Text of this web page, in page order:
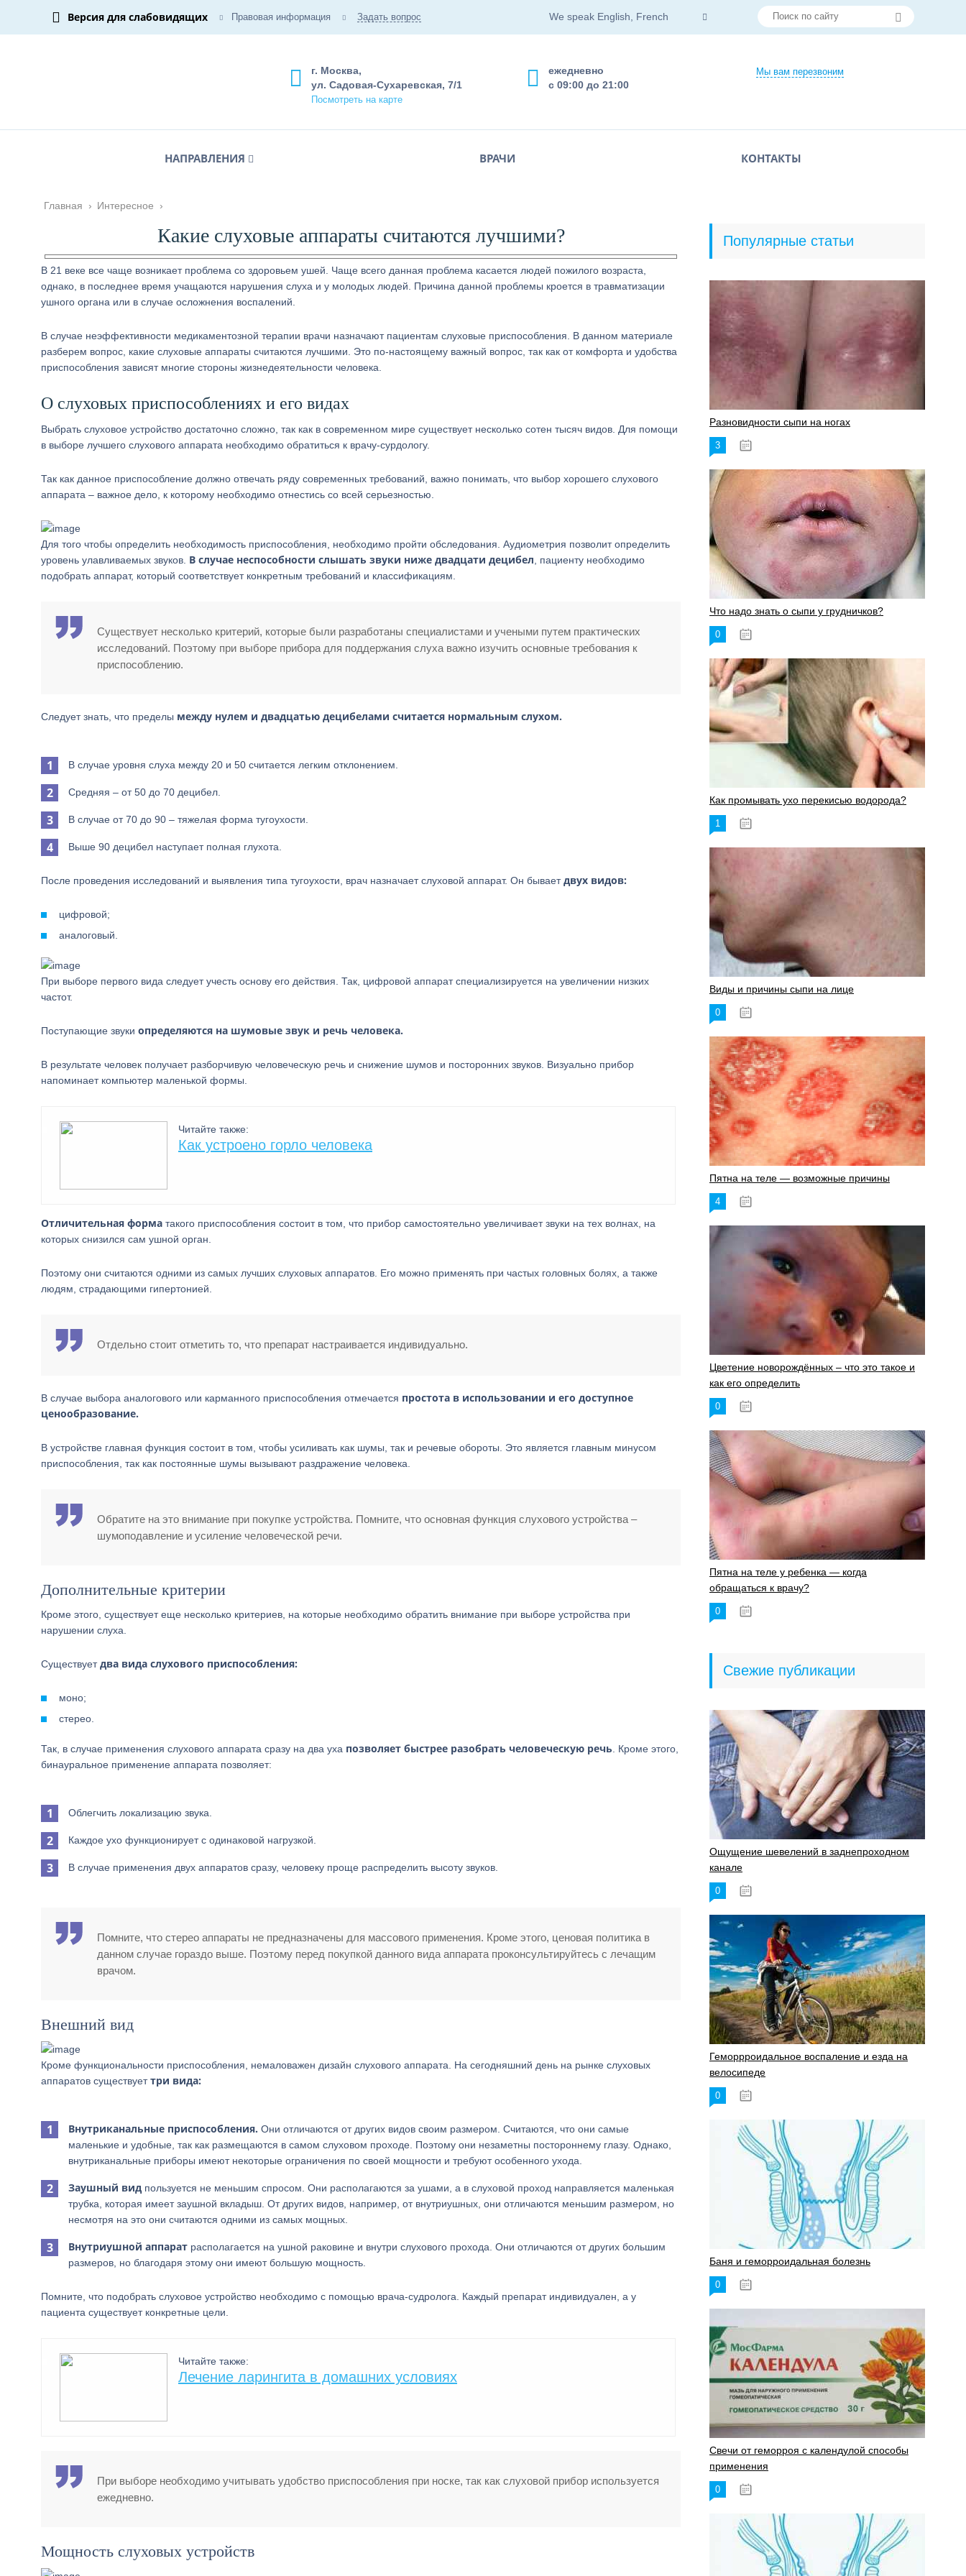
Версия для слабовидящих Правовая информация Задать вопрос We speak English, French
Мы вам перезвоним
ежедневно
с 09:00 до 21:00
г. Москва,
ул. Садовая-Сухаревская, 7/1
Посмотреть на карте
НАПРАВЛЕНИЯ ВРАЧИ КОНТАКТЫ
Главная › Интересное ›
Какие слуховые аппараты считаются лучшими?
В 21 веке все чаще возникает проблема со здоровьем ушей. Чаще всего данная проблема касается людей пожилого возраста,
однако, в последнее время учащаются нарушения слуха и у молодых людей. Причина данной проблемы кроется в травматизации
ушного органа или в случае осложнения воспалений.
В случае неэффективности медикаментозной терапии врачи назначают пациентам слуховые приспособления. В данном материале
разберем вопрос, какие слуховые аппараты считаются лучшими. Это по-настоящему важный вопрос, так как от комфорта и удобства
приспособления зависят многие стороны жизнедеятельности человека.
О слуховых приспособлениях и его видах
Выбрать слуховое устройство достаточно сложно, так как в современном мире существует несколько сотен тысяч видов. Для помощи
в выборе лучшего слухового аппарата необходимо обратиться к врачу-сурдологу.
Так как данное приспособление должно отвечать ряду современных требований, важно понимать, что выбор хорошего слухового
аппарата – важное дело, к которому необходимо отнестись со всей серьезностью.
Для того чтобы определить необходимость приспособления, необходимо пройти обследования. Аудиометрия позволит определить
уровень улавливаемых звуков. В случае неспособности слышать звуки ниже двадцати децибел , пациенту необходимо
подобрать аппарат, который соответствует конкретным требований и классификациям.
Существует несколько критерий, которые были разработаны специалистами и учеными путем практических
исследований. Поэтому при выборе прибора для поддержания слуха важно изучить основные требования к
приспособлению.
Следует знать, что пределы между нулем и двадцатью децибелами считается нормальным слухом.
В случае уровня слуха между 20 и 50 считается легким отклонением.
Средняя – от 50 до 70 децибел.
В случае от 70 до 90 – тяжелая форма тугоухости.
Выше 90 децибел наступает полная глухота.
После проведения исследований и выявления типа тугоухости, врач назначает слуховой аппарат. Он бываетдвух видов:
цифровой;
аналоговый.
При выборе первого вида следует учесть основу его действия. Так, цифровой аппарат специализируется на увеличении низких
частот.
Поступающие звуки определяются на шумовые звук и речь человека.
В результате человек получает разборчивую человеческую речь и снижение шумов и посторонних звуков. Визуально прибор
напоминает компьютер маленькой формы.
Читайте также:
Как устроено горло человека
Отличительная форма такого приспособления состоит в том, что прибор самостоятельно увеличивает звуки на тех волнах, на
которых снизился сам ушной орган.
Поэтому они считаются одними из самых лучших слуховых аппаратов. Его можно применять при частых головных болях, а также
людям, страдающими гипертонией.
Отдельно стоит отметить то, что препарат настраивается индивидуально.
В случае выбора аналогового или карманного приспособления отмечается простота в использовании и его доступное
ценообразование.
В устройстве главная функция состоит в том, чтобы усиливать как шумы, так и речевые обороты. Это является главным минусом
приспособления, так как постоянные шумы вызывают раздражение человека.
Обратите на это внимание при покупке устройства. Помните, что основная функция слухового устройства –
шумоподавление и усиление человеческой речи.
Дополнительные критерии
Кроме этого, существует еще несколько критериев, на которые необходимо обратить внимание при выборе устройства при
нарушении слуха.
Существуетдва вида слухового приспособления:
моно;
стерео.
Так, в случае применения слухового аппарата сразу на два уха позволяет быстрее разобрать человеческую речь . Кроме этого,
бинауральное применение аппарата позволяет:
Облегчить локализацию звука.
Каждое ухо функционирует с одинаковой нагрузкой.
В случае применения двух аппаратов сразу, человеку проще распределить высоту звуков.
Помните, что стерео аппараты не предназначены для массового применения. Кроме этого, ценовая политика в
данном случае гораздо выше. Поэтому перед покупкой данного вида аппарата проконсультируйтесь с лечащим
врачом.
Внешний вид
Кроме функциональности приспособления, немаловажен дизайн слухового аппарата. На сегодняшний день на рынке слуховых
аппаратов существуеттри вида:
Внутриканальные приспособления. Они отличаются от других видов своим размером. Считаются, что они самые
маленькие и удобные, так как размещаются в самом слуховом проходе. Поэтому они незаметны постороннему глазу. Однако,
внутриканальные приборы имеют некоторые ограничения по своей мощности и требуют особенного ухода.
Заушный вид пользуется не меньшим спросом. Они располагаются за ушами, а в слуховой проход направляется маленькая
трубка, которая имеет заушной вкладыш. От других видов, например, от внутриушных, они отличаются меньшим размером, но
несмотря на это они считаются одними из самых мощных.
Внутриушной аппарат располагается на ушной раковине и внутри слухового прохода. Они отличаются от других большим
размеров, но благодаря этому они имеют большую мощность.
Помните, что подобрать слуховое устройство необходимо с помощью врача-судролога. Каждый препарат индивидуален, а у
пациента существует конкретные цели.
Читайте также:
Лечение ларингита в домашних условиях
При выборе необходимо учитывать удобство приспособления при носке, так как слуховой прибор используется
ежедневно.
Мощность слуховых устройств
Популярные статьи
Разновидности сыпи на ногах
3
Что надо знать о сыпи у грудничков?
0
Как промывать ухо перекисью водорода?
1
Виды и причины сыпи на лице
0
Пятна на теле — возможные причины
4
Цветение новорождённых – что это такое и
как его определить
0
Пятна на теле у ребенка — когда
обращаться к врачу?
0
Свежие публикации
Ощущение шевелений в заднепроходном
канале
0
Геморрроидальное воспаление и езда на
велосипеде
0
Баня и геморроидальная болезнь
0
Свечи от геморроя с календулой способы
применения
0